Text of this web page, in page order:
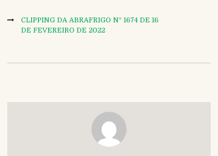
CLIPPING DA ABRAFRIGO Nº 1674 DE 16
DE FEVEREIRO DE 2022